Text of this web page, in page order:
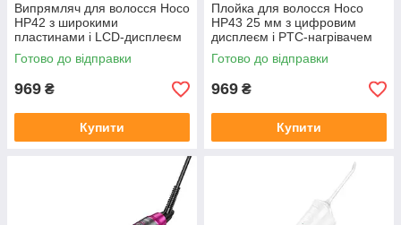
Випрямляч для волосся Hoco
HP42 з широкими
пластинами і LCD-дисплеєм
Готово до відправки
969 ₴
Купити
Плойка для волосся Hoco
HP43 25 мм з цифровим
дисплеєм і PTC-нагрівачем
Готово до відправки
969 ₴
Купити